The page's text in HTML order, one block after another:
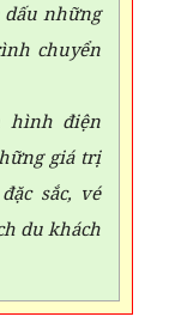
dấu những
chuyển
hình điện
giá trị
sắc, vé
du khách